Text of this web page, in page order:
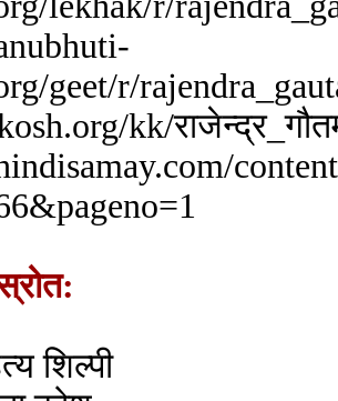
geet/r/
शिल्पी